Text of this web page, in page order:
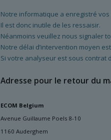
Notre informatique a enregistré
Il est donc inutile de les ressaisir.
Néanmoins veuillez nous signaler
Notre délai d’intervention moyen
Si votre analyseur est sous contrat
Adresse pour le retour du
ECOM Belgium
Avenue Guillaume Poels 8-10
1160 Auderghem